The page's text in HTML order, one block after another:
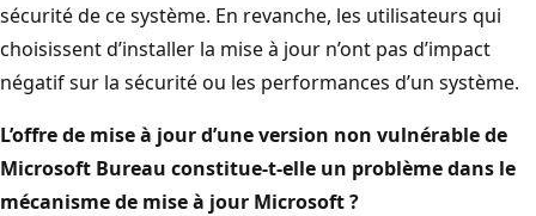
sécurité de ce système. En revanche, les utilisateurs qui
choisissent d’installer la mise à jour n’ont pas d’impact
négatif sur la sécurité ou les performances d’un système.
L’offre de mise à jour d’une version non vulnérable de
Microsoft Bureau constitue-t-elle un problème dans le
mécanisme de mise à jour Microsoft ?